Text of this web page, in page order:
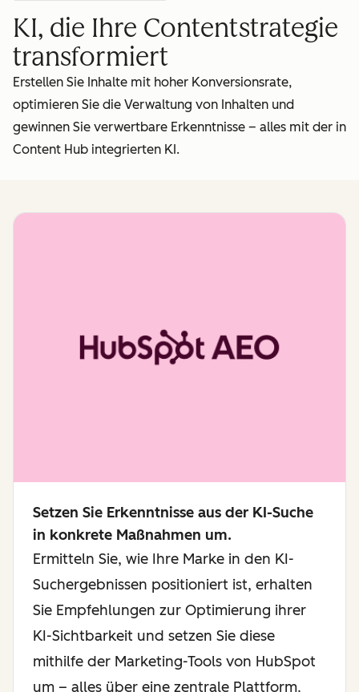
KI, die Ihre Contentstrategie
transformiert
Erstellen Sie Inhalte mit hoher Konversionsrate,
optimieren Sie die Verwaltung von Inhalten und
gewinnen Sie verwertbare Erkenntnisse – alles mit der in
Content Hub integrierten KI.
Setzen Sie Erkenntnisse aus der KI-Suche
in konkrete Maßnahmen um.
Ermitteln Sie, wie Ihre Marke in den KI-
Suchergebnissen positioniert ist, erhalten
Sie Empfehlungen zur Optimierung ihrer
KI-Sichtbarkeit und setzen Sie diese
mithilfe der Marketing-Tools von HubSpot
um – alles über eine zentrale Plattform.